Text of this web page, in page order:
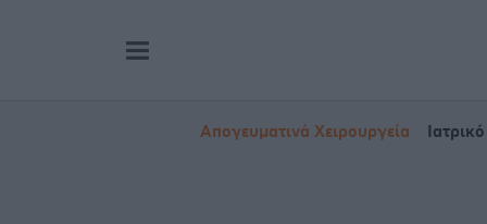
Απογευματινά Χειρουργεία